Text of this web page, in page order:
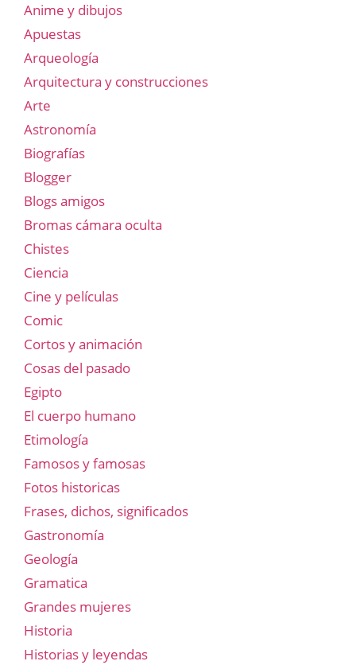
Anime y dibujos
Apuestas
Arqueología
Arquitectura y construcciones
Arte
Astronomía
Biografías
Blogger
Blogs amigos
Bromas cámara oculta
Chistes
Ciencia
Cine y películas
Comic
Cortos y animación
Cosas del pasado
Egipto
El cuerpo humano
Etimología
Famosos y famosas
Fotos historicas
Frases, dichos, significados
Gastronomía
Geología
Gramatica
Grandes mujeres
Historia
Historias y leyendas